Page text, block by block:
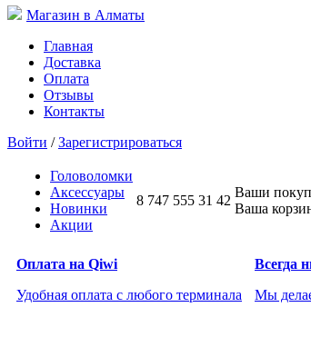
Магазин в Алматы
Главная
Доставка
Оплата
Отзывы
Контакты
Войти /Зарегистрироваться
Головоломки
Аксессуары
Новинки
Акции
8 747 555 31 42
Ваши
Ваша
Оплата на Qiwi
Удобная оплата с любого терминала
Всегда
Мы